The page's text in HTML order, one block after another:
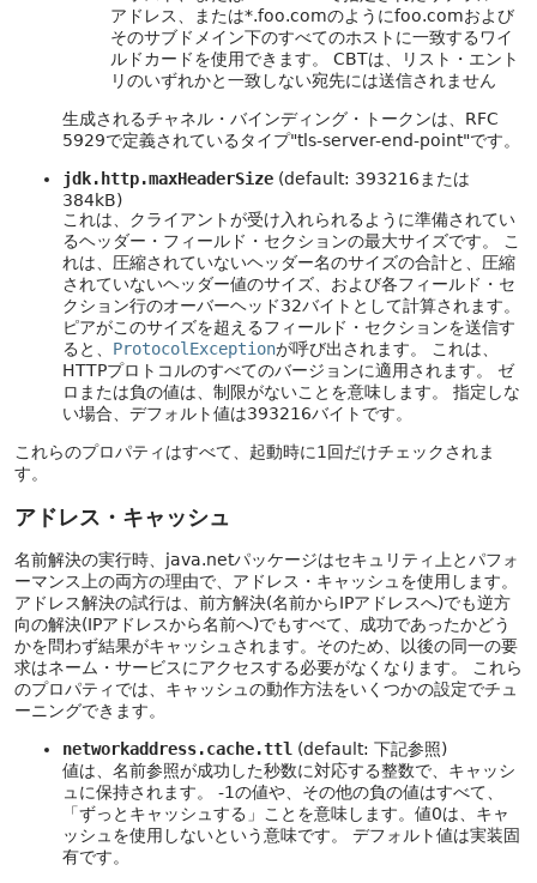
アドレス、または*.foo.comのようにfoo.comおよび
そのサブドメイン下のすべてのホストに一致するワイ
ルドカードを使用できます。
CBTは、リスト・エント
リのいずれかと一致しない宛先には送信されません
生成されるチャネル・バインディング・トークンは、RFC
5929で定義されているタイプ"tls-server-end-point"です。
jdk.http.maxHeaderSize (default: 393216または
384kB)
これは、クライアントが受け入れられるように準備されてい
るヘッダー・フィールド・セクションの最大サイズです。
こ
れは、圧縮されていないヘッダー名のサイズの合計と、圧縮
されていないヘッダー値のサイズ、および各フィールド・セ
クション行のオーバーヘッド32バイトとして計算されます。
ピアがこのサイズを超えるフィールド・セクションを送信す
ると、 ProtocolExceptionが呼び出されます。
これは、
HTTPプロトコルのすべてのバージョンに適用されます。
ゼ
ロまたは負の値は、制限がないことを意味します。
指定しな
い場合、デフォルト値は393216バイトです。
これらのプロパティはすべて、起動時に1回だけチェックされま
す。
アドレス・キャッシュ
名前解決の実行時、java.netパッケージはセキュリティ上とパフォ
ーマンス上の両方の理由で、アドレス・キャッシュを使用します。
アドレス解決の試行は、前方解決(名前からIPアドレスへ)でも逆方
向の解決(IPアドレスから名前へ)でもすべて、成功であったかどう
かを問わず結果がキャッシュされます。そのため、以後の同一の要
求はネーム・サービスにアクセスする必要がなくなります。
これら
のプロパティでは、キャッシュの動作方法をいくつかの設定でチュ
ーニングできます。
networkaddress.cache.ttl (default: 下記参照)
値は、名前参照が成功した秒数に対応する整数で、キャッシ
ュに保持されます。
-1の値や、その他の負の値はすべて、
「ずっとキャッシュする」ことを意味します。値0は、キャ
ッシュを使用しないという意味です。
デフォルト値は実装固
有です。